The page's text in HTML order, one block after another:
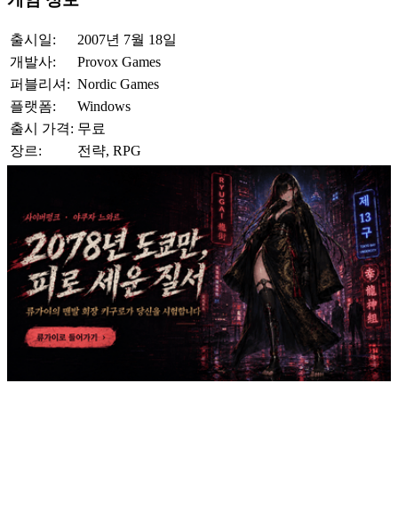
출시일:
2007년 7월 18일
개발사:
Provox Games
퍼블리셔: Nordic Games
플랫폼:
Windows
출시 가격: 무료
장르:
전략, RPG